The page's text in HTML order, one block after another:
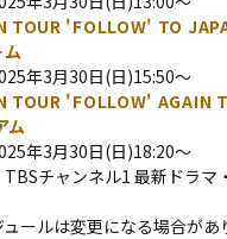
TOUR 'FOLLOW' TO
年3月30日(日)15:50～
TOUR 'FOLLOW' AGAIN
ム
年3月30日(日)18:20～
チャンネル1 最新ドラマ
ールは変更になる場合があ